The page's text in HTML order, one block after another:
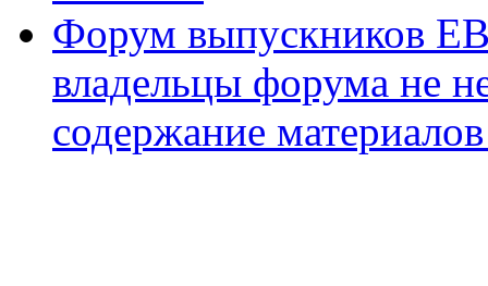
Форум выпускников
владельцы форума не
содержание